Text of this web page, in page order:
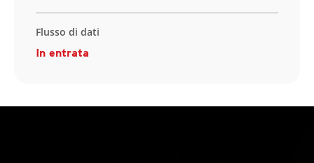
Flusso di dati
In entrata